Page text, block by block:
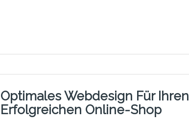
Optimales Webdesign Für Ihren
Erfolgreichen Online-Shop